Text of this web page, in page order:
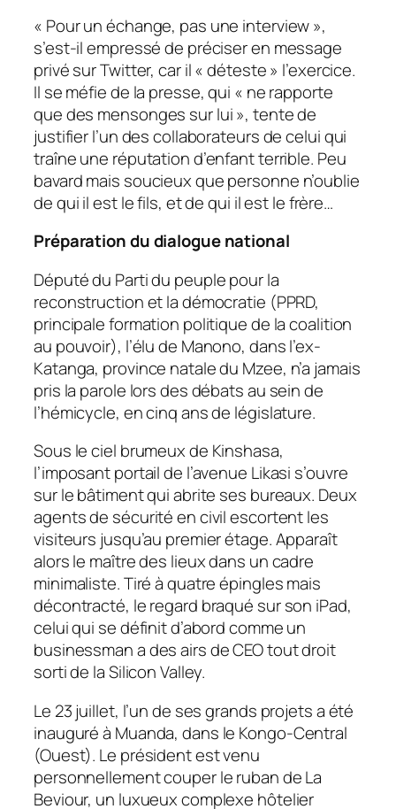
« Pour un échange, pas une interview »,
s’est-il empressé de préciser en message
privé sur Twitter, car il « déteste » l’exercice.
Il se méfie de la presse, qui « ne rapporte
que des mensonges sur lui », tente de
justifier l’un des collaborateurs de celui qui
traîne une réputation d’enfant terrible. Peu
bavard mais soucieux que personne n’oublie
de qui il est le fils, et de qui il est le frère…
Préparation du dialogue national
Député du Parti du peuple pour la
reconstruction et la démocratie (PPRD,
principale formation politique de la coalition
au pouvoir), l’élu de Manono, dans l’ex-
Katanga, province natale du Mzee, n’a jamais
pris la parole lors des débats au sein de
l’hémicycle, en cinq ans de législature.
Sous le ciel brumeux de Kinshasa,
l’imposant portail de l’avenue Likasi s’ouvre
sur le bâtiment qui abrite ses bureaux. Deux
agents de sécurité en civil escortent les
visiteurs jusqu’au premier étage. Apparaît
alors le maître des lieux dans un cadre
minimaliste. Tiré à quatre épingles mais
décontracté, le regard braqué sur son iPad,
celui qui se définit d’abord comme un
businessman a des airs de CEO tout droit
sorti de la Silicon Valley.
Le 23 juillet, l’un de ses grands projets a été
inauguré à Muanda, dans le Kongo-Central
(Ouest). Le président est venu
personnellement couper le ruban de La
Beviour, un luxueux complexe hôtelier